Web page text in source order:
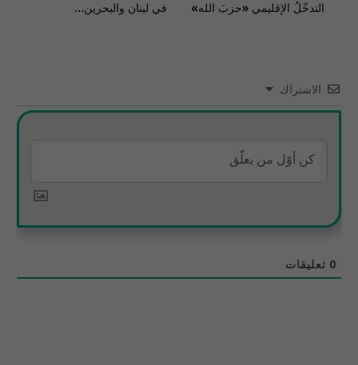
التدخّلُ الإقليمي «حزبَ الله»
في لبنان والبحرين…
الاشتراك
0 تعليقات